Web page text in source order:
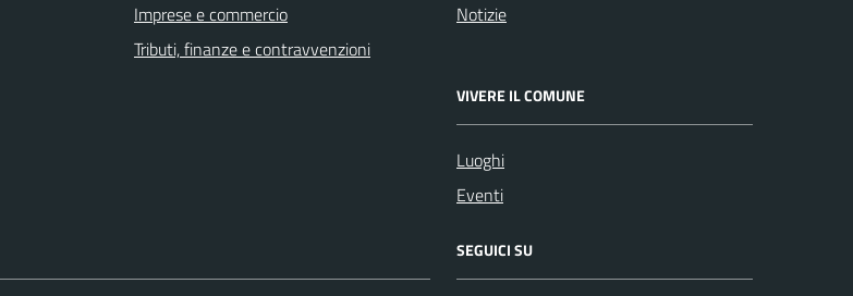
Imprese e commercio
Tributi, finanze e contravvenzioni
Notizie
VIVERE IL COMUNE
Luoghi
Eventi
SEGUICI SU